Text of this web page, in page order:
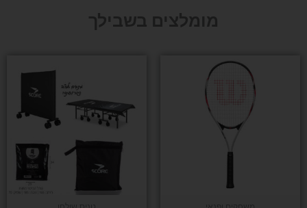
מומלצים בשבילך
למוצר
מספר
סוגים.
ניתן
לבחור